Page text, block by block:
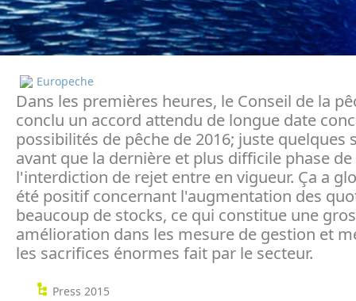
Europeche
Dans les premières heures, le Conseil de la
conclu un accord attendu de longue date
possibilités de pêche de 2016; juste quelques
avant que la dernière et plus difficile phase de
l'interdiction de rejet entre en vigueur. Ça a
été positif concernant l'augmentation des
beaucoup de stocks, ce qui constitue une
amélioration dans les mesure de gestion et
les sacrifices énormes fait par le secteur.
Press 2015